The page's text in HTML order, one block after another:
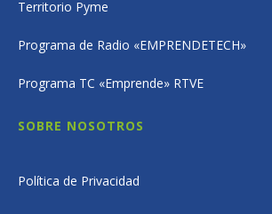
Territorio Pyme
Programa de Radio «EMPRENDETECH»
Programa TC «Emprende» RTVE
SOBRE NOSOTROS
Política de Privacidad